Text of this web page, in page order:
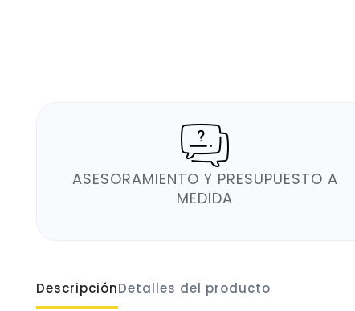
ASESORAMIENTO Y PRESUPUESTO A
MEDIDA
DescripciónDetalles del producto